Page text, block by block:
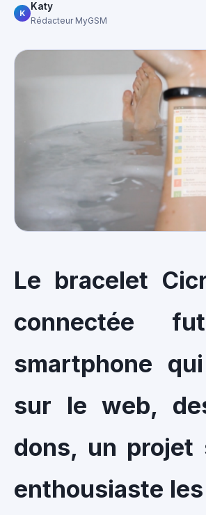
K
Katy
Rédacteur MyGSM
Le bracelet
connectée
smartphone
sur le web,
dons, un projet
enthousiaste